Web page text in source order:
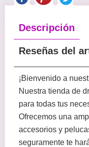
Descripción
Reseñas del
¡Bienvenido a
Nuestra tienda de
para todas tus
Ofrecemos una
accesorios y
seguramente te